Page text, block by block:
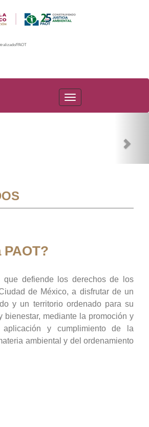
PAOT
PAOT
PAOT?
que defiende los derechos de los
de México, a disfrutar de un
y un territorio ordenado para su
bienestar, mediante la promoción y
y cumplimiento de la
ambiental y del ordenamiento